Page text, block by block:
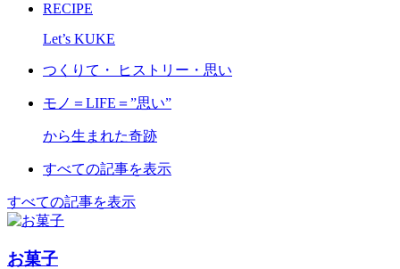
RECIPE
Let’s KUKE
つくりて・ ヒストリー・思い
モノ＝LIFE＝”思い”
から生まれた奇跡
すべての記事を表示
すべての記事を表示
お菓子